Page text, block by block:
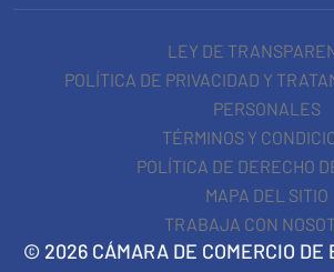
LEY DE
POLÍTICA DE PRIVACIDAD Y
PERSONALES
TÉRMINOS Y
POLÍTICA DE DERECHO
MAPA DEL SITIO
TRABAJA CON
© 2026 CÁMARA DE COMERCIO DE